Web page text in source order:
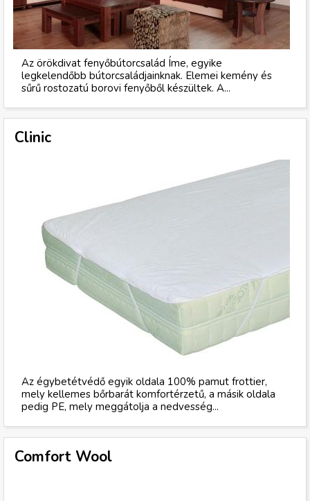
Az örökdivat fenyőbútorcsalád Íme, egyike
legkelendőbb bútorcsaládjainknak. Elemei kemény és
sűrű rostozatú borovi fenyőből készültek. A...
Clinic
Az égybetétvédő egyik oldala 100% pamut frottier,
mely kellemes bőrbarát komfortérzetű, a másik oldala
pedig PE, mely meggátolja a nedvesség...
Comfort Wool